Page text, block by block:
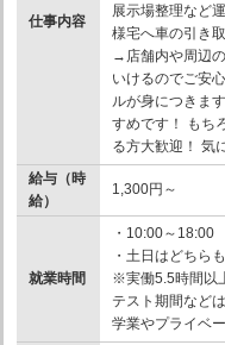
仕事内容
展示場整理など
様宅へ車の引き
→店舗内や周辺
いけるのでご安
ルが身につきま
すめです！ もち
る方大歓迎！ 気
給与（時
給）
1,300円～
就業時間
・10:00～18:00
・土日はどちら
※実働5.5時間以
テスト期間など
学業やプライベ